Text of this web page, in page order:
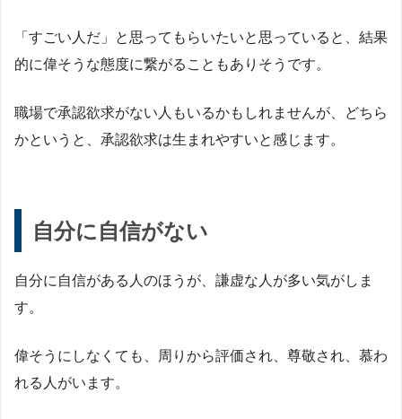
「すごい人だ」と思ってもらいたいと思っていると、結果
的に偉そうな態度に繋がることもありそうです。
職場で承認欲求がない人もいるかもしれませんが、どちら
かというと、承認欲求は生まれやすいと感じます。
自分に自信がない
自分に自信がある人のほうが、謙虚な人が多い気がしま
す。
偉そうにしなくても、周りから評価され、尊敬され、慕わ
れる人がいます。